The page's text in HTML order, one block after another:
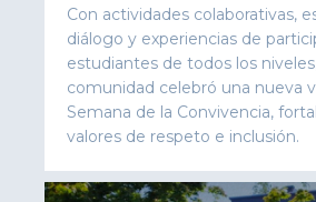
Con actividades colaborativas,
diálogo y experiencias de
estudiantes de todos los
comunidad celebró una nueva
Semana de la Convivencia,
valores de respeto e inclusión.